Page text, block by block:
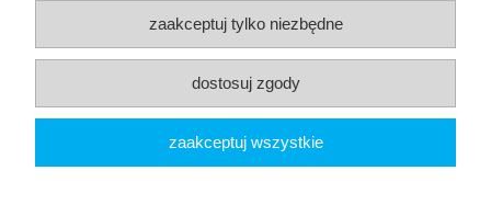
Dive Factory 24-aleja 29 Listopada 165-
woj. małopolskie - NIP 9452184931
tel.12 418 39 59-sklep@divefactory24.pl
pokaż pełną wersję strony
Sklep internetowy Shoper.pl
zaakceptuj tylko niezbędne
dostosuj zgody
zaakceptuj wszystkie